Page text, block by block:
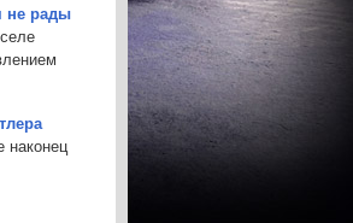
не рады
наконец